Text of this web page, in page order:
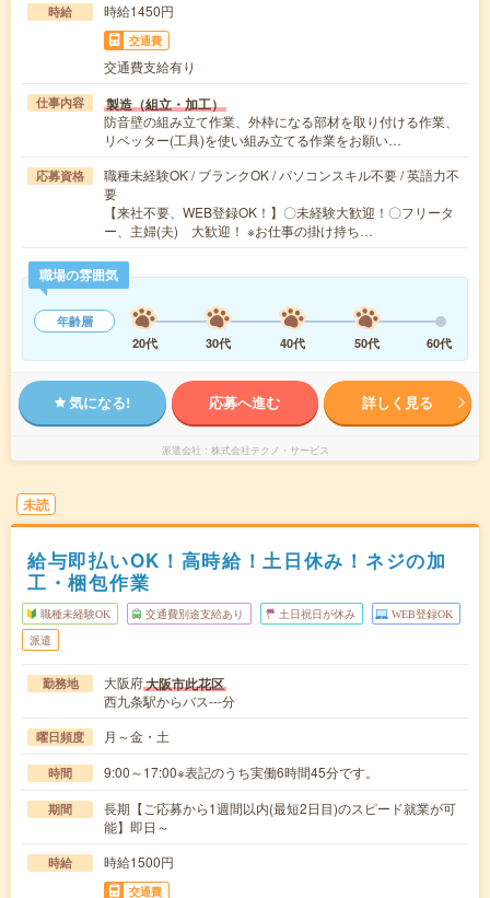
時給 時給1450円
交通費
交通費支給有り
仕事内容 製造（組立・加工）
防音壁の組み立て作業、外枠になる部材を取り付ける作業、
リベッター(工具)を使い組み立てる作業をお願い…
応募資格
職種未経験OK / ブランクOK / パソコンスキル不要 / 英語力不
要
【来社不要、WEB登録OK！】〇未経験大歓迎！〇フリータ
ー、主婦(夫) 大歓迎！ ※お仕事の掛け持ち…
職場の雰囲気
年齢層
20代
30代 40代 50代 60代
気になる! 応募へ進む 詳しく見る
派遣会社 株式会社テクノ・サービス
未読
給与即払いOK！高時給！土日休み！ネジの加
工・梱包作業
職種未経験OK 交通費別途支給あり 土日祝日が休み WEB登録OK
派遣
勤務地 大阪府大阪市此花区
西九条駅からバス---分
曜日頻度 月～金・土
時間 9:00～17:00※表記のうち実働6時間45分です。
期間
長期【ご応募から1週間以内(最短2日目)のスピード就業が可
能】即日～
時給 時給1500円
交通費